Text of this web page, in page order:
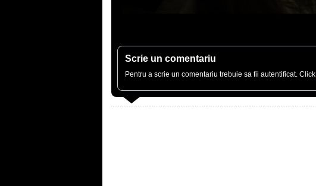
Scrie un comentariu
Pentru a scrie un comentariu trebuie sa fii autentificat. Click